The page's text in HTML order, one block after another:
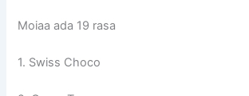
Moiaa ada 19 rasa
1. Swiss Choco